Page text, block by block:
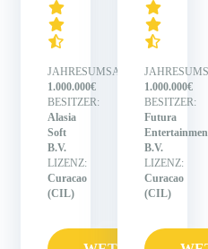
JAHRESUMSATZ:
1.000.000€
BESITZER:
Alasia
Soft
B.V.
LIZENZ:
Curacao
(CIL)
1.000.000€
BESITZER:
Futura
B.V.
LIZENZ:
Curacao
(CIL)